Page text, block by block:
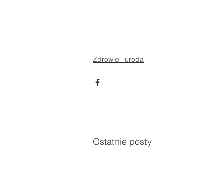
Zdrowie i uroda
Ostatnie posty